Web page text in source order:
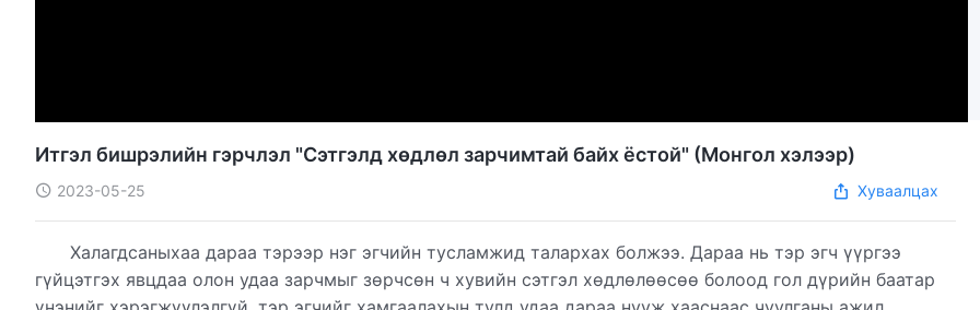
Итгэл бишрэлийн гэрчлэл "Сэтгэлд хөдлөл зарчимтай байх ёстой" (Mонгол хэлээр)
2023-05-25 Хуваалцах
Халагдсаныхаа дараа тэрээр нэг эгчийн тусламжид талархах болжээ. Дараа нь тэр эгч үүргээ
гүйцэтгэх явцдаа олон удаа зарчмыг зөрчсөн ч хувийн сэтгэл хөдлөлөөсөө болоод гол дүрийн баатар